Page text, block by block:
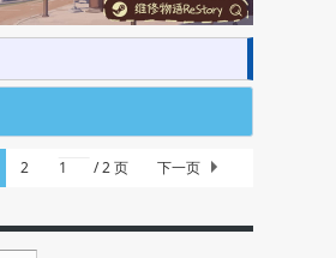
2 / 2 页 下一页